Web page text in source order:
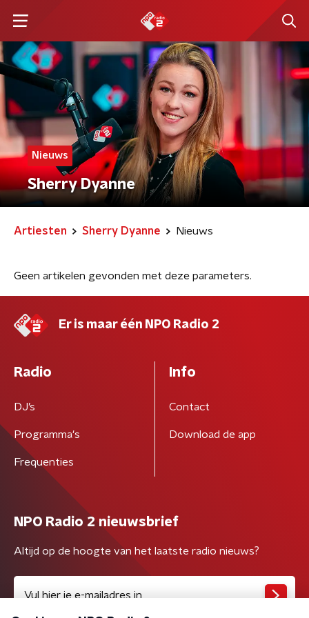
Nieuws
Sherry Dyanne
Artiesten Sherry Dyanne Nieuws
Geen artikelen gevonden met deze parameters.
Er is maar één NPO Radio 2
Radio
DJ’s
Programma's
Frequenties
Info
Contact
Download de app
NPO Radio 2 nieuwsbrief
Altijd op de hoogte van het laatste radio nieuws?